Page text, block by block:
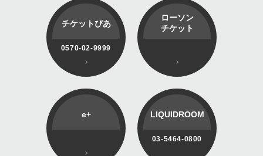
チケットぴあ
0570-02-9999
ローソン
チケット
e+ LIQUIDROOM
03-5464-0800